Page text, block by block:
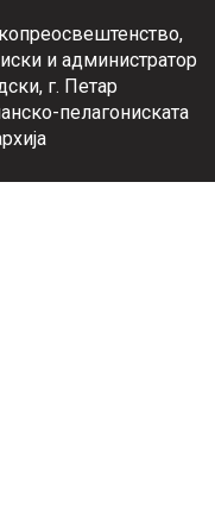
и администратор
г. Петар
пелагониската